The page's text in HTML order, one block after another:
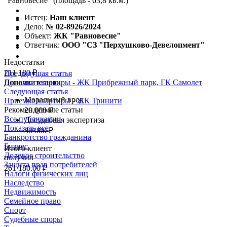
Истец: Наш клиент
Дело: № 02-8926/2024
Объект: ЖК "Равновесие"
Ответчик: ООО "СЗ "Перхушково-Девелопмент"
Недостатки
211 180 ₽
Дополнительно:
Моральный вред
20 000 ₽
Досудебная экспертиза
30 000 ₽
Итого клиент
получил
261 180.00 ₽
Предыдущая статья
Приемка квартиры - ЖК Прибрежный парк, ГК Самолет
Следующая статья
Приемка квартиры - ЖК Тринити
Рекомендуемые статьи
Все публикации
Показать все
Банкротство гражданина
Бизнес
Долевое строительство
Защита прав потребителей
Налоги физических лиц
Наследство
Недвижимость
Семейное право
Спорт
Судебные споры